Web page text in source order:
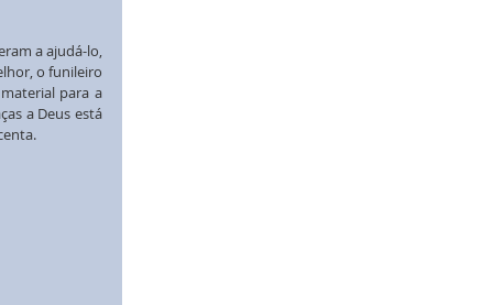
a ajudá-lo,
o funileiro
para a
a Deus está